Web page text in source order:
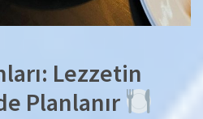
Lezzetin
Planlanır